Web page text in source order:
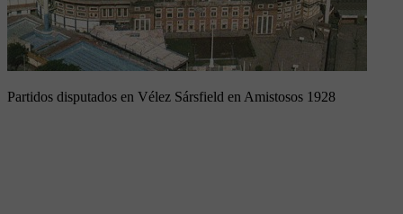
Partidos disputados en Vélez Sársfield en Amistosos 1928